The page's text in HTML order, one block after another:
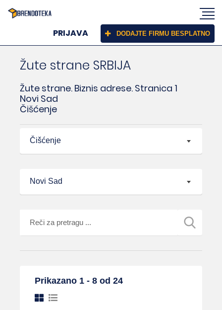
PRIJAVA DODAJTE FIRMU BESPLATNO
Žute strane SRBIJA
Žute strane. Biznis adrese. Stranica 1
Novi Sad
Čišćenje
Čišćenje
Novi Sad
Prikazano 1 - 8 od 24